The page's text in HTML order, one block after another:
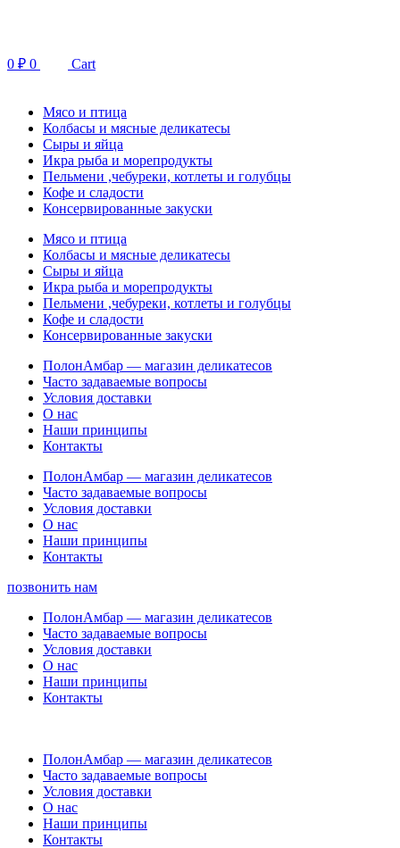
0 ₽ 0 Cart
Мясо и птица
Колбасы и мясные деликатесы
Сыры и яйца
Икра рыба и морепродукты
Пельмени ,чебуреки, котлеты и голубцы
Кофе и сладости
Консервированные закуски
Мясо и птица
Колбасы и мясные деликатесы
Сыры и яйца
Икра рыба и морепродукты
Пельмени ,чебуреки, котлеты и голубцы
Кофе и сладости
Консервированные закуски
ПолонАмбар — магазин деликатесов
Часто задаваемые вопросы
Условия доставки
О нас
Наши принципы
Контакты
ПолонАмбар — магазин деликатесов
Часто задаваемые вопросы
Условия доставки
О нас
Наши принципы
Контакты
позвонить нам
ПолонАмбар — магазин деликатесов
Часто задаваемые вопросы
Условия доставки
О нас
Наши принципы
Контакты
ПолонАмбар — магазин деликатесов
Часто задаваемые вопросы
Условия доставки
О нас
Наши принципы
Контакты